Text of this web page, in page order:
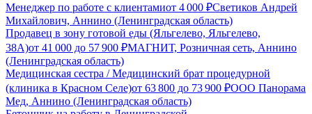
Менеджер по работе с клиентамиот 4 000 ₽Светиков Андрей
Михайлович, Аннино (Ленинградская область)
Продавец в зону готовой еды (Яльгелево, Яльгелево,
38А)от 41 000 до 57 900 ₽МАГНИТ, Розничная сеть, Аннино
(Ленинградская область)
Медицинская сестра / Медицинский брат процедурной
(клиника в Красном Селе)от 63 800 до 73 900 ₽ООО Панорама
Мед, Аннино (Ленинградская область)